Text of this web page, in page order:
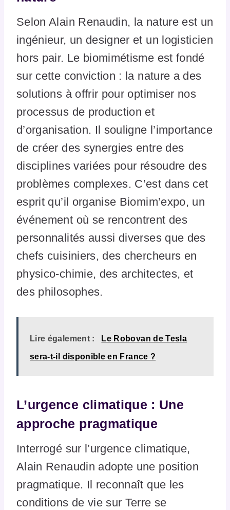
Selon Alain Renaudin, la nature est un
ingénieur, un designer et un logisticien
hors pair. Le biomimétisme est fondé
sur cette conviction : la nature a des
solutions à offrir pour optimiser nos
processus de production et
d’organisation. Il souligne l’importance
de créer des synergies entre des
disciplines variées pour résoudre des
problèmes complexes. C’est dans cet
esprit qu’il organise Biomim’expo, un
événement où se rencontrent des
personnalités aussi diverses que des
chefs cuisiniers, des chercheurs en
physico-chimie, des architectes, et
des philosophes.
Lire également : Le Robovan de Tesla
sera-t-il disponible en France ?
L’urgence climatique : Une
approche pragmatique
Interrogé sur l’urgence climatique,
Alain Renaudin adopte une position
pragmatique. Il reconnaît que les
conditions de vie sur Terre se